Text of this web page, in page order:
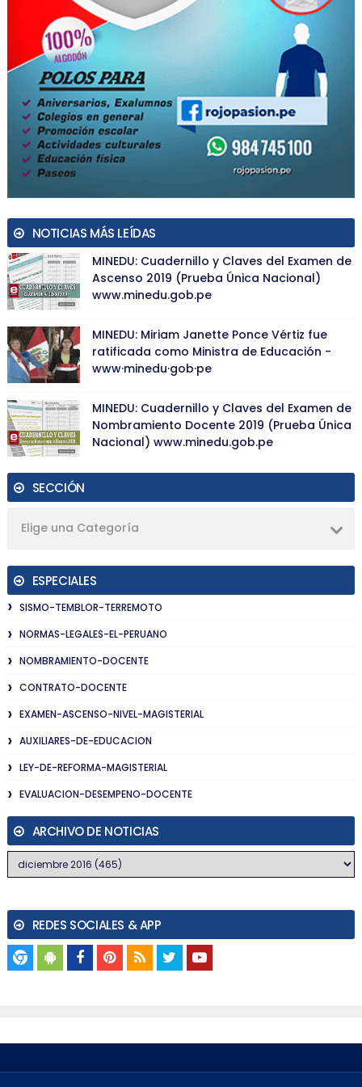
NOTICIAS MÁS LEÍDAS
MINEDU: Cuadernillo y Claves del Examen de
Ascenso 2019 (Prueba Única Nacional)
www.minedu.gob.pe
MINEDU: Miriam Janette Ponce Vértiz fue
ratificada como Ministra de Educación -
www·minedu·gob·pe
MINEDU: Cuadernillo y Claves del Examen de
Nombramiento Docente 2019 (Prueba Única
Nacional) www.minedu.gob.pe
SECCIÓN
Elige una Categoría
ESPECIALES
SISMO-TEMBLOR-TERREMOTO
NORMAS-LEGALES-EL-PERUANO
NOMBRAMIENTO-DOCENTE
CONTRATO-DOCENTE
EXAMEN-ASCENSO-NIVEL-MAGISTERIAL
AUXILIARES-DE-EDUCACION
LEY-DE-REFORMA-MAGISTERIAL
EVALUACION-DESEMPENO-DOCENTE
ARCHIVO DE NOTICIAS
REDES SOCIALES & APP